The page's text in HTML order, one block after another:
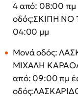
4 από: 08:00 πμ
οδός:ΣΚΙΠΗ ΝΟ
04:00 μμ
Μονά οδός:
ΜΙΧΑΛΗ
από: 09:00 πμ